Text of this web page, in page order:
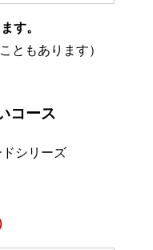
す。
ともあります）
コース
シリーズ